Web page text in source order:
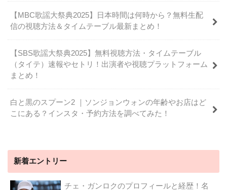
【MBC歌謡大祭典2025】日本時間は何時から？無料生配
信の視聴方法＆タイムテーブル最新まとめ！
【SBS歌謡大祭典2025】無料視聴方法・タイムテーブル
（タイテ）速報やセトリ！出演者や視聴プラットフォーム
まとめ！
白と黒のスプーン2 ｜ソンジョンウォンの年齢やお店はど
こにある？インスタ・予約方法を調べてみた！
新着エントリー
チェ・ガンロクのプロフィールと経歴！名